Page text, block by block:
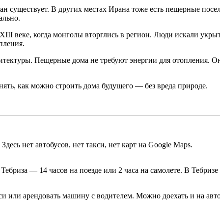
существует. В других местах Ирана тоже есть пещерные
веке, когда монголы вторглись в регион. Люди искали
Пещерные дома не требуют энергии для отопления.
как можно строить дома будущего — без вреда природе.
нет автобусов, нет такси, нет карт на Google Maps.
— 14 часов на поезде или 2 часа на самолете. В
арендовать машину с водителем. Можно доехать и на